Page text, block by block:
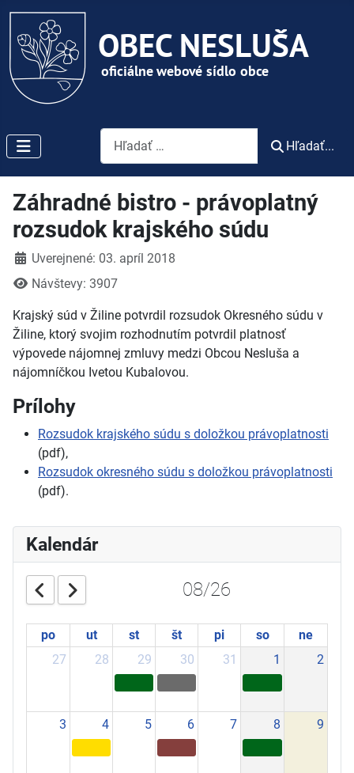
Vyhľadávanie
Hľadať...
Záhradné bistro - právoplatný
rozsudok krajského súdu
DetailyUverejnené: 03. apríl 2018
Návštevy: 3907
Krajský súd v Žiline potvrdil rozsudok Okresného súdu v
Žiline, ktorý svojim rozhodnutím potvrdil platnosť
výpovede nájomnej zmluvy medzi Obcou Nesluša a
nájomníčkou Ivetou Kubalovou.
Prílohy
Rozsudok krajského súdu s doložkou právoplatnosti
(pdf),
Rozsudok okresného súdu s doložkou právoplatnosti
(pdf).
Kalendár
08/26
po ut st št pi so
ne
27
28 29 30 31 1 2
3 4 5 6 7 8 9